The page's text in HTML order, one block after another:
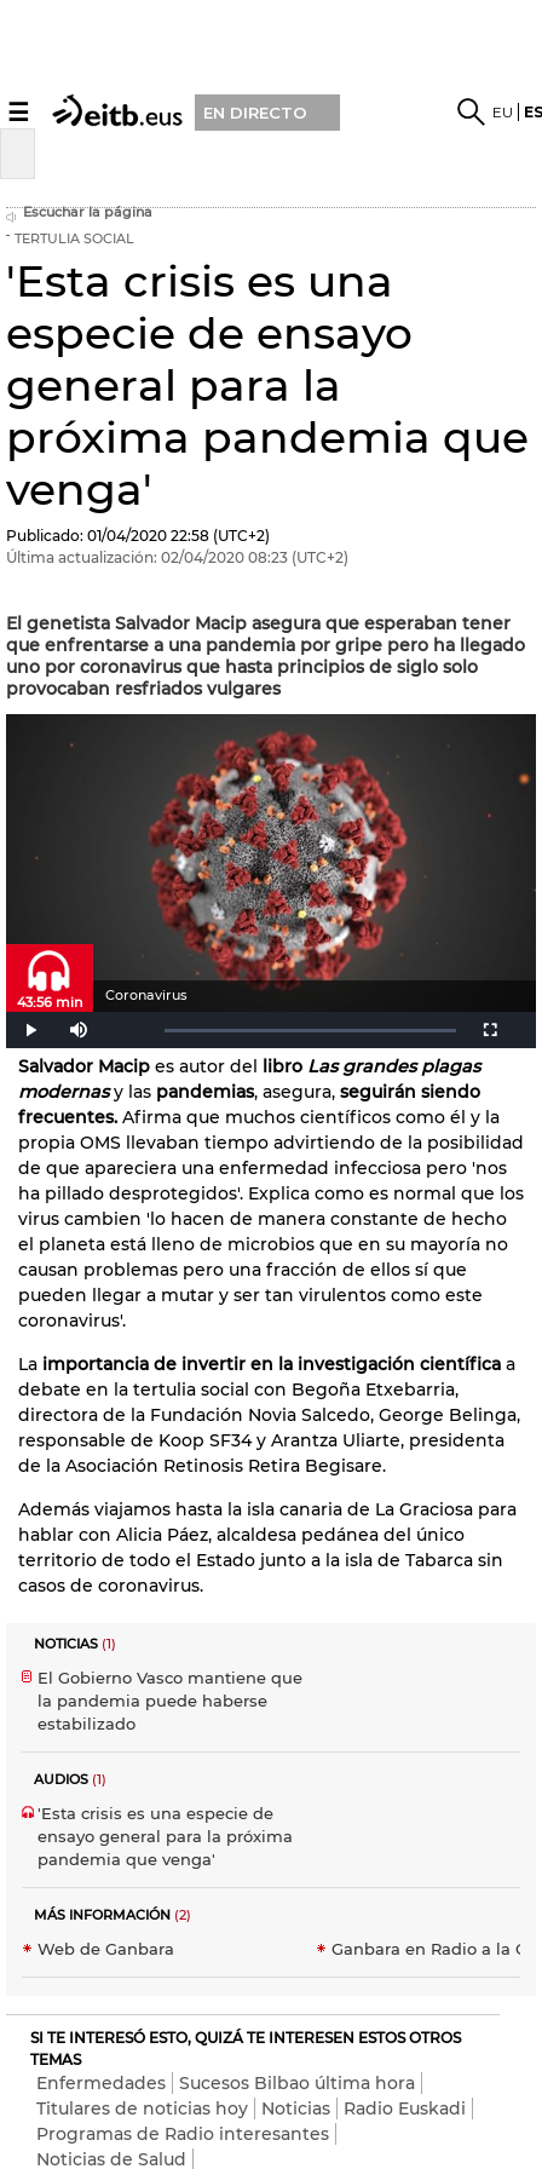
☰ EN DIRECTO EU
Escuchar la página
TERTULIA SOCIAL
'Esta crisis es una
especie de ensayo
general para la
próxima pandemia que
venga'
Publicado: 01/04/2020 22:58 (UTC+2)
Última actualización: 02/04/2020 08:23 (UTC+2)
El genetista Salvador Macip asegura que esperaban tener
que enfrentarse a una pandemia por gripe pero ha llegado
uno por coronavirus que hasta principios de siglo solo
provocaban resfriados vulgares
Coronavirus
43:56 min
Salvador Macip es autor del libro Las grandes plagas
modernasy las pandemias, asegura, seguirán siendo
frecuentes. Afirma que muchos científicos como él y la
propia OMS llevaban tiempo advirtiendo de la posibilidad
de que apareciera una enfermedad infecciosa pero 'nos
ha pillado desprotegidos'. Explica como es normal que los
virus cambien 'lo hacen de manera constante de hecho
el planeta está lleno de microbios que en su mayoría no
causan problemas pero una fracción de ellos sí que
pueden llegar a mutar y ser tan virulentos como este
coronavirus'.
La importancia de invertir en la investigación científica a
debate en la tertulia social con Begoña Etxebarria,
directora de la Fundación Novia Salcedo, George Belinga,
responsable de Koop SF34 y Arantza Uliarte, presidenta
de la Asociación Retinosis Retira Begisare.
Además viajamos hasta la isla canaria de La Graciosa para
hablar con Alicia Páez, alcaldesa pedánea del único
territorio de todo el Estado junto a la isla de Tabarca sin
casos de coronavirus.
NOTICIAS (1)
El Gobierno Vasco mantiene que
la pandemia puede haberse
estabilizado
AUDIOS (1)
'Esta crisis es una especie de
ensayo general para la próxima
pandemia que venga'
MÁS INFORMACIÓN (2)
Web de Ganbara Ganbara en Radio a la
SI TE INTERESÓ ESTO, QUIZÁ TE INTERESEN ESTOS OTROS
TEMAS
Enfermedades
Sucesos Bilbao última hora
Titulares de noticias hoy
Noticias
Radio Euskadi
Programas de Radio interesantes
Noticias de Salud